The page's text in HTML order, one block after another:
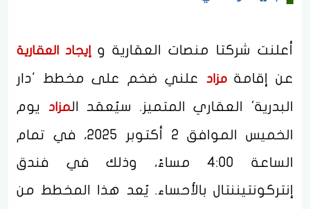
أعلنت شركتا منصات العقارية و إيجاد العقارية
عن إقامةمزاد
علني ضخم على مخطط 'دار
البدرية' العقاري المتميز. سيُعقد المزاد
يوم
الخميس الموافق 2 أكتوبر 2025، في تمام
الساعة 4:00 مساءً، وذلك في فندق
إنتركونتيننتال بالأحساء. يُعد هذا المخطط من